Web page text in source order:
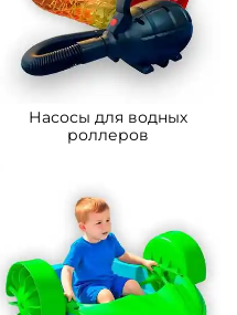
A-104312 Гидророллер
«Северное сияние»,
Узнать цену